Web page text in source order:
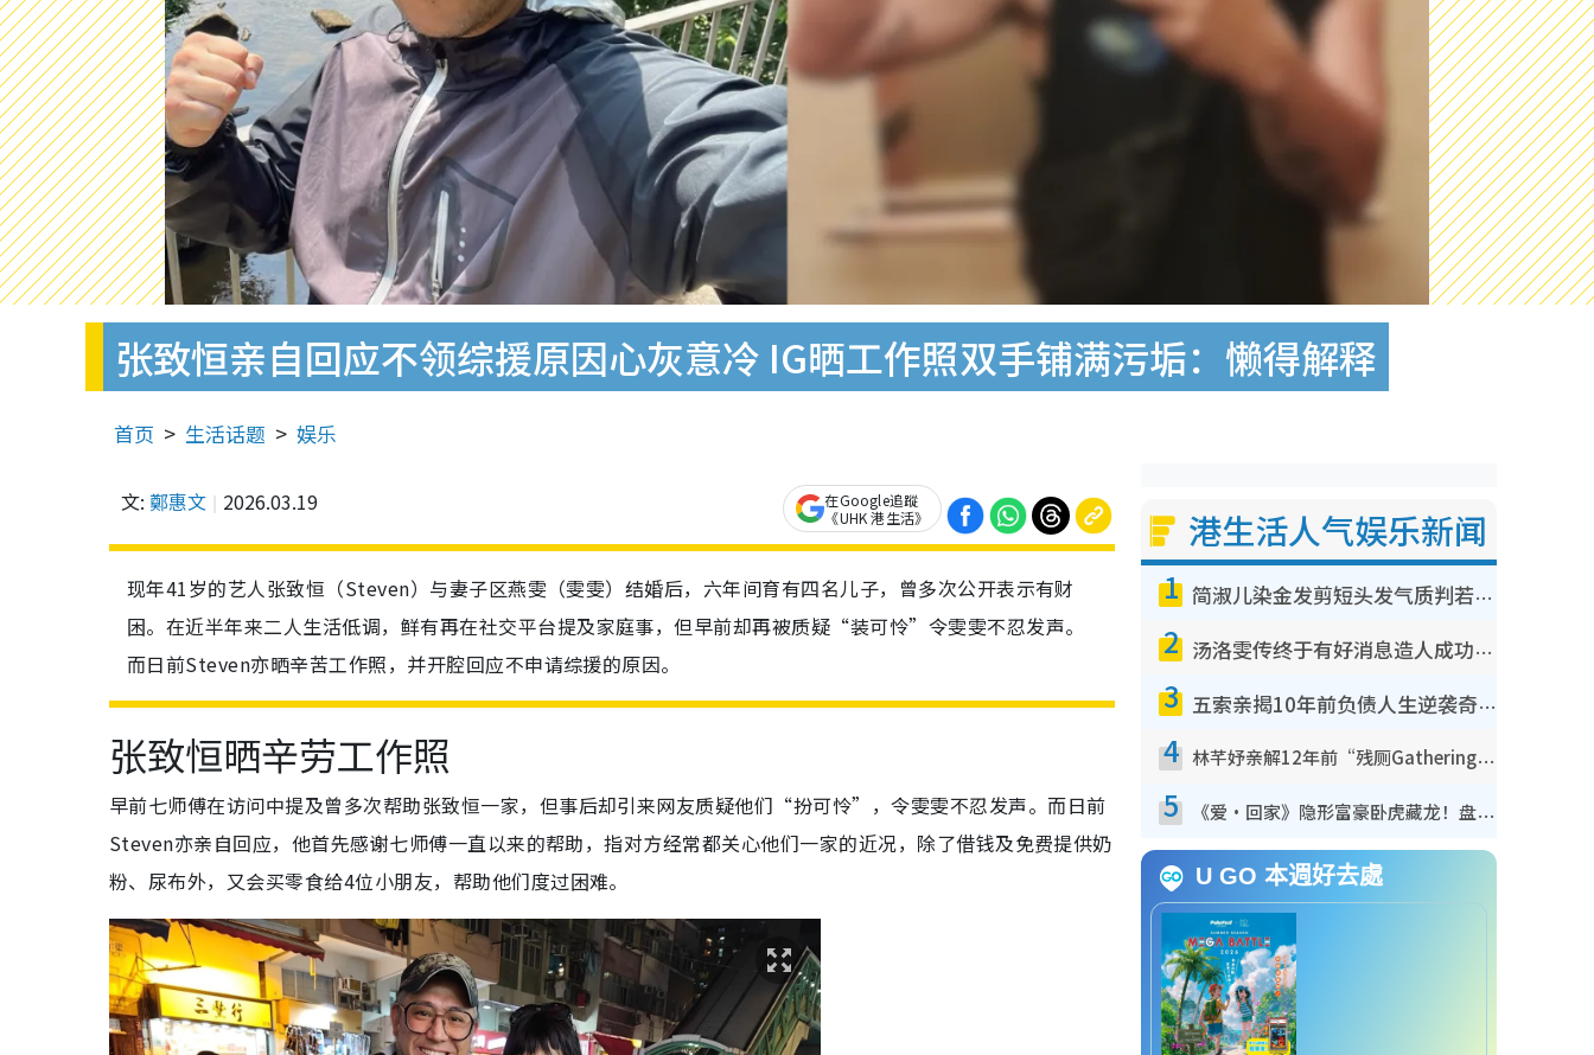
张致恒亲自回应不领综援原因心灰意冷 IG晒工作照双手铺满污垢：懒得解释
首页 生活话题 娱乐
文: 鄭惠文 2026.03.19
在Google追蹤
《UHK 港生活》
现年41岁的艺人张致恒（Steven）与妻子区燕雯（雯雯）结婚后，六年间育有四名儿子，曾多次公开表示有财
困。在近半年来二人生活低调，鲜有再在社交平台提及家庭事，但早前却再被质疑“装可怜”令雯雯不忍发声。
而日前Steven亦晒辛苦工作照，并开腔回应不申请综援的原因。
张致恒晒辛劳工作照
早前七师傅在访问中提及曾多次帮助张致恒一家，但事后却引来网友质疑他们“扮可怜”，令雯雯不忍发声。而日前
Steven亦亲自回应，他首先感谢七师傅一直以来的帮助，指对方经常都关心他们一家的近况，除了借钱及免费提供奶
粉、尿布外，又会买零食给4位小朋友，帮助他们度过困难。
港生活人气娱乐新闻
1 简淑儿染金发剪短头发气质判若两人！吓坏老公麦大力都认不出：“你做什么？”
2 汤洛雯传终于有好消息造人成功！两大细节曝孕味极浓引猜测：大肚婆先会咁！
3 五索亲揭10年前负债人生逆袭奇迹！全靠去一地方转运后即遇上马先生
4 林芊妤亲解12年前“残厕Gathering”真相！高层解约一句话重创尊严，至今拒返TVB
5 《爱·回家》隐形富豪卧虎藏龙！盘点12位财气逼人的有钱艺人：这位美女3亿身家不愁做
U GO 本週好去處